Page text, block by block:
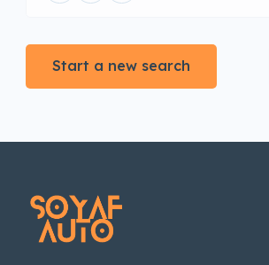
Start a new search